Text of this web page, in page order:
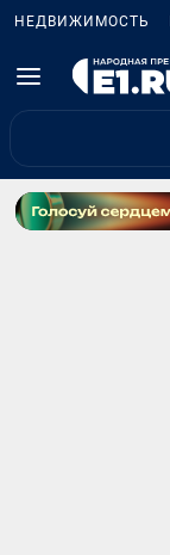
НЕДВИЖИМОСТЬ